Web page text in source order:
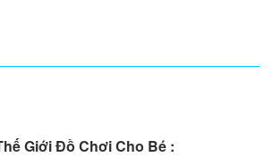
Giới Đồ Chơi Cho Bé :